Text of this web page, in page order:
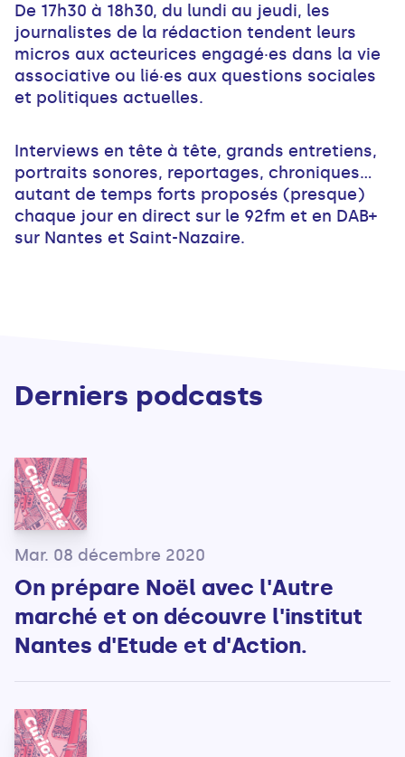
De 17h30 à 18h30, du lundi au jeudi, les
journalistes de la rédaction tendent leurs
micros aux acteurices engagé·es dans la vie
associative ou lié·es aux questions sociales
et politiques actuelles.
Interviews en tête à tête, grands entretiens,
portraits sonores, reportages, chroniques...
autant de temps forts proposés (presque)
chaque jour en direct sur le 92fm et en DAB+
sur Nantes et Saint-Nazaire.
Derniers podcasts
Mar. 08 décembre 2020
On prépare Noël avec l'Autre
marché et on découvre l'institut
Nantes d'Etude et d'Action.